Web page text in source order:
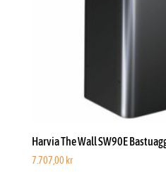
Harvia The Wall SW90E
7.707,00 kr